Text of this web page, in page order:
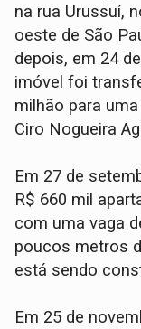
na rua Urussuí,
oeste de São
depois, em 24
imóvel foi
milhão para
Ciro Nogueira
Em 27 de
R$ 660 mil
com uma vaga
poucos metros
está sendo
Em 25 de